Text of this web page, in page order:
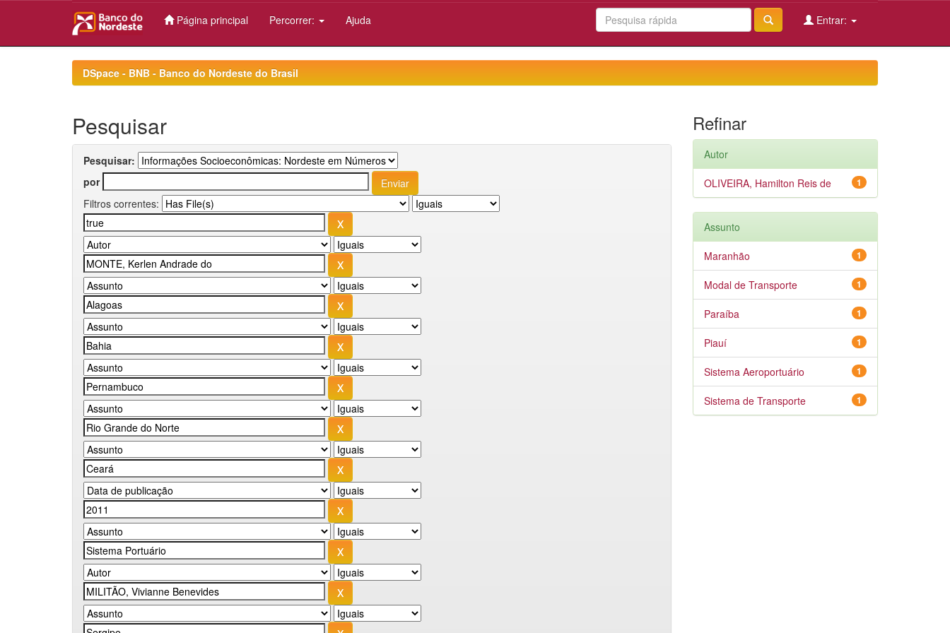
Página principal Percorrer: Ajuda Entrar:
DSpace - BNB - Banco do Nordeste do Brasil
Pesquisar
Pesquisar:
por
Filtros correntes:
Refinar
Autor
1
OLIVEIRA, Hamilton Reis de
Assunto
1
Maranhão
1
Modal de Transporte
1
Paraíba
1
Piauí
1
Sistema Aeroportuário
1
Sistema de Transporte